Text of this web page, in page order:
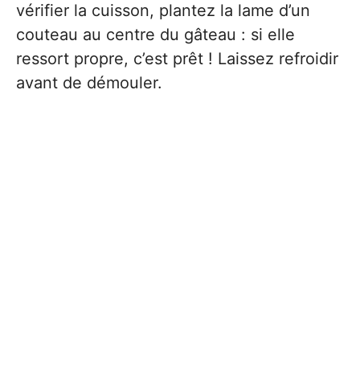
vérifier la cuisson, plantez la lame d’un
couteau au centre du gâteau : si elle
ressort propre, c’est prêt ! Laissez refroidir
avant de démouler.